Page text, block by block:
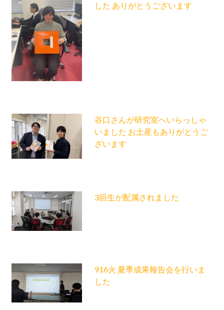
した ありがとうございます
谷口さんが研究室へいらっしゃ
いました お土産もありがとうご
ざいます
3回生が配属されました
916火 夏季成果報告会を行いま
した